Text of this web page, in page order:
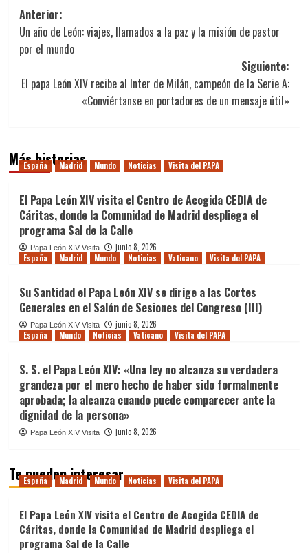
Navegación
de
entradas
Anterior:
Un año de León: viajes, llamados a la paz y la misión de pastor
por el mundo
Siguiente:
El papa León XIV recibe al Inter de Milán, campeón de la Serie A:
«Conviértanse en portadores de un mensaje útil»
Más historias
España Madrid Mundo Noticias Visita del PAPA
El Papa León XIV visita el Centro de Acogida CEDIA de
Cáritas, donde la Comunidad de Madrid despliega el
programa Sal de la Calle
Papa León XIV Visita
junio 8, 2026
España
Madrid Mundo Noticias Vaticano Visita del PAPA
Su Santidad el Papa León XIV se dirige a las Cortes
Generales en el Salón de Sesiones del Congreso (III)
Papa León XIV Visita
junio 8, 2026
España
Mundo Noticias Vaticano Visita del PAPA
S. S. el Papa León XIV: «Una ley no alcanza su verdadera
grandeza por el mero hecho de haber sido formalmente
aprobada; la alcanza cuando puede comparecer ante la
dignidad de la persona»
Papa León XIV Visita junio 8, 2026
Te pueden interesar
España Madrid Mundo Noticias Visita del PAPA
El Papa León XIV visita el Centro de Acogida CEDIA de
Cáritas, donde la Comunidad de Madrid despliega el
programa Sal de la Calle